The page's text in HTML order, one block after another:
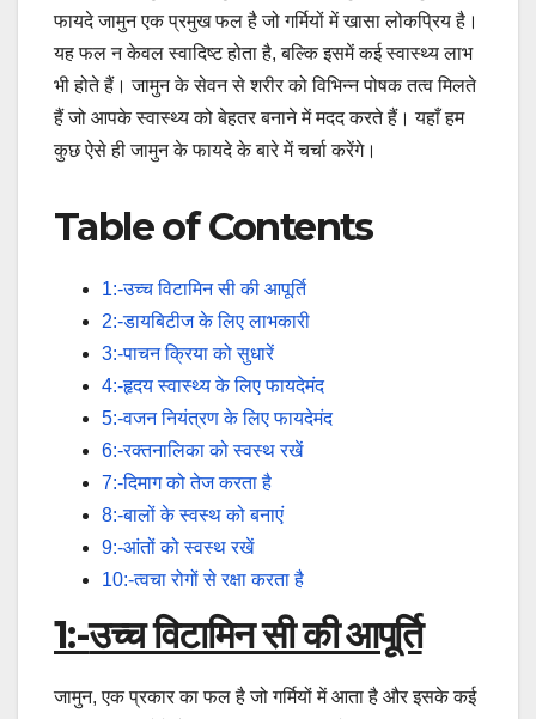
फायदे जामुन एक प्रमुख फल है जो गर्मियों में खासा लोकप्रिय है।
यह फल न केवल स्वादिष्ट होता है, बल्कि इसमें कई स्वास्थ्य लाभ
भी होते हैं। जामुन के सेवन से शरीर को विभिन्न पोषक तत्व मिलते
हैं जो आपके स्वास्थ्य को बेहतर बनाने में मदद करते हैं। यहाँ हम
कुछ ऐसे ही जामुन के फायदे के बारे में चर्चा करेंगे।
Table of Contents
1:-उच्च विटामिन सी की आपूर्ति
2:-डायबिटीज के लिए लाभकारी
3:-पाचन क्रिया को सुधारें
4:-हृदय स्वास्थ्य के लिए फायदेमंद
5:-वजन नियंत्रण के लिए फायदेमंद
6:-रक्तनालिका को स्वस्थ रखें
7:-दिमाग को तेज करता है
8:-बालों के स्वस्थ को बनाएं
9:-आंतों को स्वस्थ रखें
10:-त्वचा रोगों से रक्षा करता है
1:-उच्च विटामिन सी की आपूर्ति
जामुन, एक प्रकार का फल है जो गर्मियों में आता है और इसके कई